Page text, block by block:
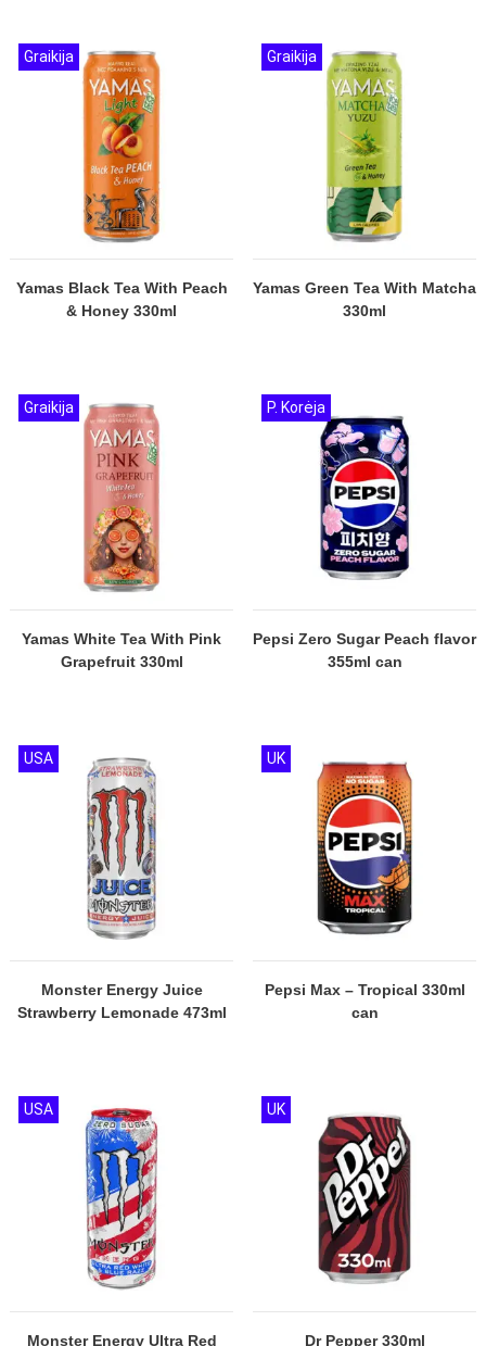
Yamas Black Tea With Peach
& Honey 330ml
Graikija
Yamas Green Tea With Matcha
330ml
Graikija
Yamas White Tea With Pink
Grapefruit 330ml
Graikija
Pepsi Zero Sugar Peach flavor
355ml can
P. Korėja
Monster Energy Juice
Strawberry Lemonade 473ml
USA
Pepsi Max – Tropical 330ml
can
UK
Monster Energy Ultra Red
USA
Dr Pepper 330ml
UK